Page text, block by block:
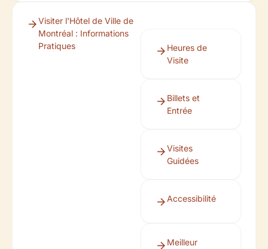
Visiter l'Hôtel de Ville de
Montréal : Informations
Pratiques
Heures de
Visite
Billets et
Entrée
Visites
Guidées
Accessibilité
Meilleur